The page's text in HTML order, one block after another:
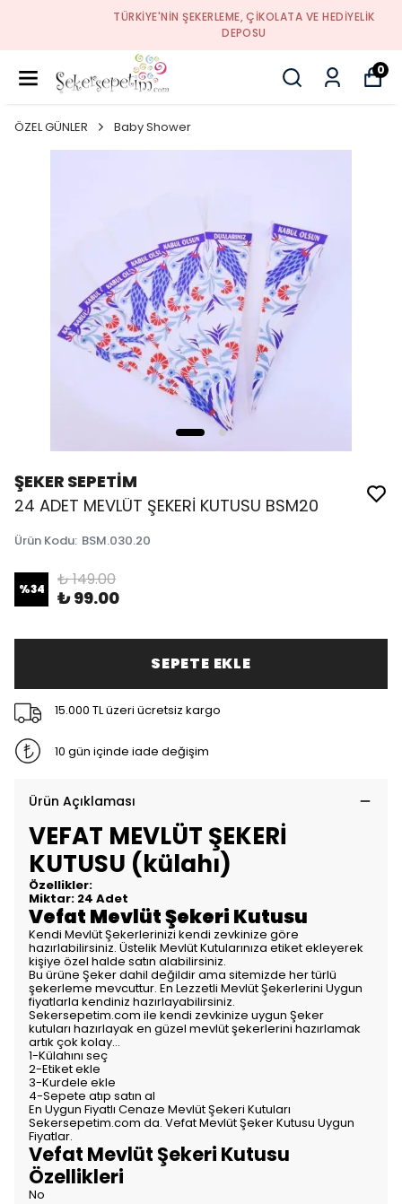
TÜRKIYE'NIN ŞEKERLEME, ÇIKOLATA VE HEDIYELIK
DEPOSU
0
ÖZEL GÜNLER Baby Shower
ŞEKER SEPETİM
24 ADET MEVLÜT ŞEKERİ KUTUSU BSM20
Ürün Kodu: BSM.030.20
%34 ₺ 149.00
₺ 99.00
SEPETE EKLE
15.000 TL üzeri ücretsiz kargo
10 gün içinde iade değişim
Ürün Açıklaması
VEFAT MEVLÜT ŞEKERİ
KUTUSU (külahı)
Özellikler:
Miktar: 24 Adet
Vefat Mevlüt Şekeri Kutusu
Kendi Mevlüt Şekerlerinizi kendi zevkinize göre
hazırlabilirsiniz. Üstelik Mevlüt Kutularınıza etiketekleyerek
kişiye özel halde satın alabilirsiniz.
Bu ürüne Şeker dahil değildir ama sitemizde her türlü
şekerleme mevcuttur. En Lezzetli Mevlüt Şekerlerini Uygun
fiyatlarla kendiniz hazırlayabilirsiniz.
Sekersepetim.com ile kendi zevkinize uygun Şeker
kutuları hazırlayak en güzel mevlüt şekerlerini hazırlamak
artık çok kolay...
1-Külahını seç
2-Etiket ekle
3-Kurdele ekle
4-Sepete atıp satın al
En Uygun Fiyatlı Cenaze Mevlüt Şekeri Kutuları
Sekersepetim.com da. Vefat Mevlüt Şeker Kutusu Uygun
Fiyatlar.
Vefat Mevlüt Şekeri Kutusu
Özellikleri
No